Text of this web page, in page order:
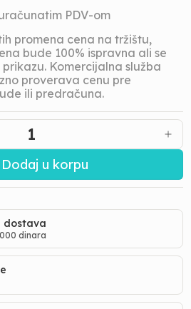
PDV-om
promena cena na tržištu,
bude 100% ispravna ali se
Komercijalna služba
proverava cenu pre
ili predračuna.
1
Dodaj u korpu
dostava
dinara